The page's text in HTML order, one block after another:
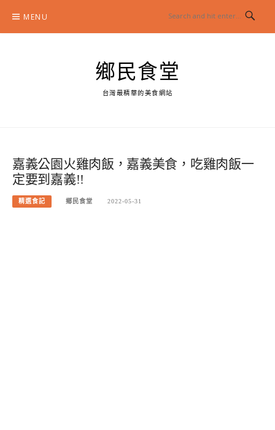
content
MENU
鄉民食堂
台灣最精華的美食網站
嘉義公園火雞肉飯，嘉義美食，吃雞肉飯一
定要到嘉義!!
精選食記 鄉民食堂 2022-05-31